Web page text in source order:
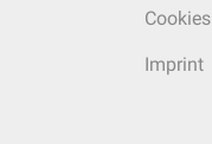
Cookies
Imprint